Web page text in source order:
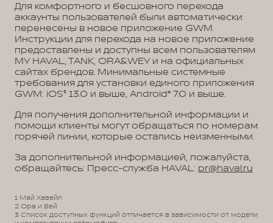
Для комфортного и бесшовного перехода
аккаунты пользователей были автоматически
перенесены в новое приложение GWM.
Инструкции для перехода на новое приложение
предоставлены и доступны всем пользователям
MY HAVAL, TANK, ORA&WEY и на официальных
сайтах брендов. Минимальные системные
требования для установки единого приложения
GWM: iOS⁵ 13.0 и выше, Android⁶ 7.0 и выше.
Для получения дополнительной информации и
помощи клиенты могут обращаться по номерам
горячей линии, которые остались неизменными.
За дополнительной информацией, пожалуйста,
обращайтесь: Пресс-служба HAVAL: pr@haval.ru
1 Май Хавейл
2 Ора и Вей
3 Список доступных функций отличается в зависимости от модели